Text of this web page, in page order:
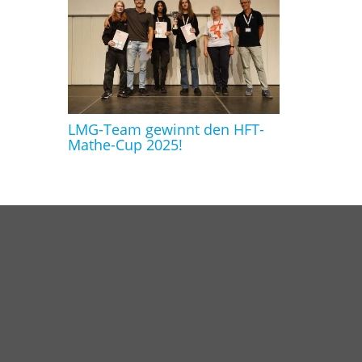
LMG-Team gewinnt den HFT-
Mathe-Cup 2025!